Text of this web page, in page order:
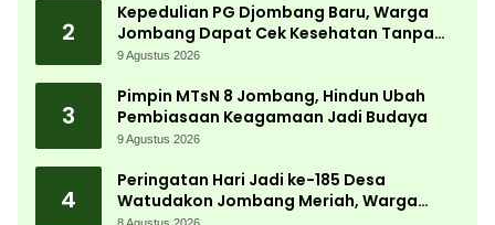
2
Kepedulian PG Djombang Baru, Warga
Jombang Dapat Cek Kesehatan Tanpa
Biaya
9 Agustus 2026
3
Pimpin MTsN 8 Jombang, Hindun Ubah
Pembiasaan Keagamaan Jadi Budaya
9 Agustus 2026
4
Peringatan Hari Jadi ke-185 Desa
Watudakon Jombang Meriah, Warga